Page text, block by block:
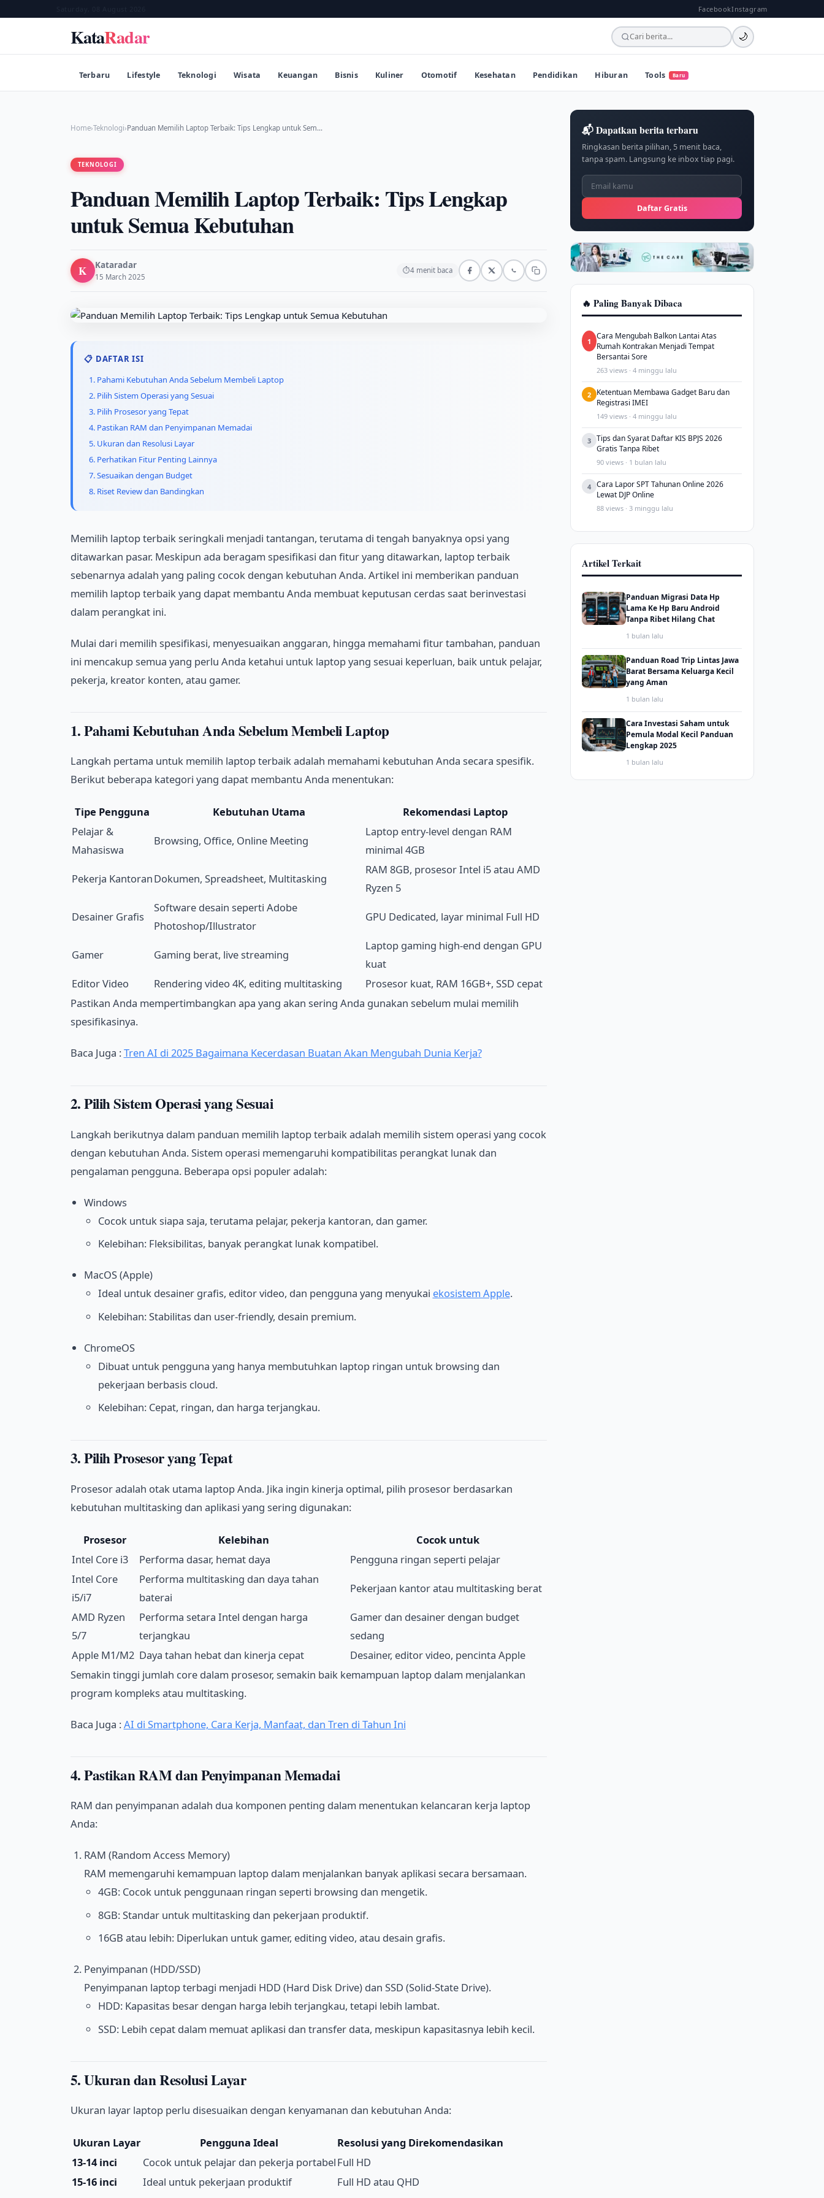
FacebookInstagram
KataRadar 🌙
Terbaru Lifestyle Teknologi Wisata Keuangan Bisnis Kuliner Otomotif Kesehatan Pendidikan Hiburan Tools Baru
Home›Teknologi›Panduan Memilih Laptop Terbaik: Tips Lengkap untuk Sem…
TEKNOLOGI
Panduan Memilih Laptop Terbaik: Tips Lengkap
untuk Semua Kebutuhan
K Kataradar
15 March 2025
⏱4 menit baca
📋 DAFTAR ISI
1. Pahami Kebutuhan Anda Sebelum Membeli Laptop
2. Pilih Sistem Operasi yang Sesuai
3. Pilih Prosesor yang Tepat
4. Pastikan RAM dan Penyimpanan Memadai
5. Ukuran dan Resolusi Layar
6. Perhatikan Fitur Penting Lainnya
7. Sesuaikan dengan Budget
8. Riset Review dan Bandingkan
Memilih laptop terbaik seringkali menjadi tantangan, terutama di tengah banyaknya opsi yang
ditawarkan pasar. Meskipun ada beragam spesifikasi dan fitur yang ditawarkan, laptop terbaik
sebenarnya adalah yang paling cocok dengan kebutuhan Anda. Artikel ini memberikan panduan
memilih laptop terbaik yang dapat membantu Anda membuat keputusan cerdas saat berinvestasi
dalam perangkat ini.
Mulai dari memilih spesifikasi, menyesuaikan anggaran, hingga memahami fitur tambahan, panduan
ini mencakup semua yang perlu Anda ketahui untuk laptop yang sesuai keperluan, baik untuk pelajar,
pekerja, kreator konten, atau gamer.
1. Pahami Kebutuhan Anda Sebelum Membeli Laptop
Langkah pertama untuk memilih laptop terbaik adalah memahami kebutuhan Anda secara spesifik.
Berikut beberapa kategori yang dapat membantu Anda menentukan:
Tipe Pengguna Kebutuhan Utama
Rekomendasi Laptop
Pelajar &
Mahasiswa
Browsing, Office, Online Meeting
Laptop entry-level dengan RAM
minimal 4GB
Pekerja KantoranDokumen, Spreadsheet, Multitasking
RAM 8GB, prosesor Intel i5 atau AMD
Ryzen 5
Desainer Grafis
Software desain seperti Adobe
Photoshop/Illustrator
GPU Dedicated, layar minimal Full HD
Gamer Gaming berat, live streaming
Laptop gaming high-end dengan GPU
kuat
Editor Video
Rendering video 4K, editing multitasking
Prosesor kuat, RAM 16GB+, SSD cepat
Pastikan Anda mempertimbangkan apa yang akan sering Anda gunakan sebelum mulai memilih
spesifikasinya.
Baca Juga :Tren AI di 2025 Bagaimana Kecerdasan Buatan Akan Mengubah Dunia Kerja?
2. Pilih Sistem Operasi yang Sesuai
Langkah berikutnya dalam panduan memilih laptop terbaik adalah memilih sistem operasi yang cocok
dengan kebutuhan Anda. Sistem operasi memengaruhi kompatibilitas perangkat lunak dan
pengalaman pengguna. Beberapa opsi populer adalah:
Windows
Cocok untuk siapa saja, terutama pelajar, pekerja kantoran, dan gamer.
Kelebihan: Fleksibilitas, banyak perangkat lunak kompatibel.
MacOS (Apple)
Ideal untuk desainer grafis, editor video, dan pengguna yang menyukai ekosistem Apple.
Kelebihan: Stabilitas dan user-friendly, desain premium.
ChromeOS
Dibuat untuk pengguna yang hanya membutuhkan laptop ringan untuk browsing dan
pekerjaan berbasis cloud.
Kelebihan: Cepat, ringan, dan harga terjangkau.
3. Pilih Prosesor yang Tepat
Prosesor adalah otak utama laptop Anda. Jika ingin kinerja optimal, pilih prosesor berdasarkan
kebutuhan multitasking dan aplikasi yang sering digunakan:
Prosesor Kelebihan
Cocok untuk
Intel Core i3
Performa dasar, hemat daya
Pengguna ringan seperti pelajar
Intel Core
i5/i7
Performa multitasking dan daya tahan
baterai
Pekerjaan kantor atau multitasking berat
AMD Ryzen
5/7
Performa setara Intel dengan harga
terjangkau
Gamer dan desainer dengan budget
sedang
Apple M1/M2 Daya tahan hebat dan kinerja cepat
Desainer, editor video, pencinta Apple
Semakin tinggi jumlah core dalam prosesor, semakin baik kemampuan laptop dalam menjalankan
program kompleks atau multitasking.
Baca Juga :AI di Smartphone, Cara Kerja, Manfaat, dan Tren di Tahun Ini
4. Pastikan RAM dan Penyimpanan Memadai
RAM dan penyimpanan adalah dua komponen penting dalam menentukan kelancaran kerja laptop
Anda:
RAM (Random Access Memory)
RAM memengaruhi kemampuan laptop dalam menjalankan banyak aplikasi secara bersamaan.
4GB: Cocok untuk penggunaan ringan seperti browsing dan mengetik.
8GB: Standar untuk multitasking dan pekerjaan produktif.
16GB atau lebih: Diperlukan untuk gamer, editing video, atau desain grafis.
Penyimpanan (HDD/SSD)
Penyimpanan laptop terbagi menjadi HDD (Hard Disk Drive) dan SSD (Solid-State Drive).
HDD: Kapasitas besar dengan harga lebih terjangkau, tetapi lebih lambat.
SSD: Lebih cepat dalam memuat aplikasi dan transfer data, meskipun kapasitasnya lebih kecil.
5. Ukuran dan Resolusi Layar
Ukuran layar laptop perlu disesuaikan dengan kenyamanan dan kebutuhan Anda:
Ukuran Layar Pengguna Ideal
Resolusi yang Direkomendasikan
13-14 inci
Cocok untuk pelajar dan pekerja portabelFull HD
15-16 inci
Ideal untuk pekerjaan produktif
Full HD atau QHD
📬 Dapatkan berita terbaru
Ringkasan berita pilihan, 5 menit baca,
tanpa spam. Langsung ke inbox tiap pagi.
Daftar Gratis
🔥 Paling Banyak Dibaca
1
Cara Mengubah Balkon Lantai Atas
Rumah Kontrakan Menjadi Tempat
Bersantai Sore
263 views · 4 minggu lalu
2
Ketentuan Membawa Gadget Baru dan
Registrasi IMEI
149 views · 4 minggu lalu
3
Tips dan Syarat Daftar KIS BPJS 2026
Gratis Tanpa Ribet
90 views · 1 bulan lalu
4
Cara Lapor SPT Tahunan Online 2026
Lewat DJP Online
88 views · 3 minggu lalu
Artikel Terkait
Panduan Migrasi Data Hp
Lama Ke Hp Baru Android
Tanpa Ribet Hilang Chat
1 bulan lalu
Panduan Road Trip Lintas Jawa
Barat Bersama Keluarga Kecil
yang Aman
1 bulan lalu
Cara Investasi Saham untuk
Pemula Modal Kecil Panduan
Lengkap 2025
1 bulan lalu